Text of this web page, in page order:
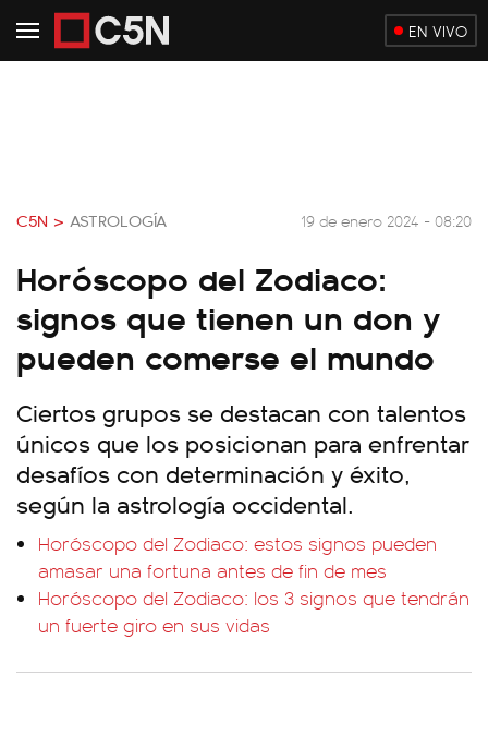
EN VIVO
C5N > ASTROLOGÍA 19 de enero 2024 - 08:20
Horóscopo del Zodiaco:
signos que tienen un don y
pueden comerse el mundo
Ciertos grupos se destacan con talentos
únicos que los posicionan para enfrentar
desafíos con determinación y éxito,
según la astrología occidental.
Horóscopo del Zodiaco: estos signos pueden
amasar una fortuna antes de fin de mes
Horóscopo del Zodiaco: los 3 signos que tendrán
un fuerte giro en sus vidas